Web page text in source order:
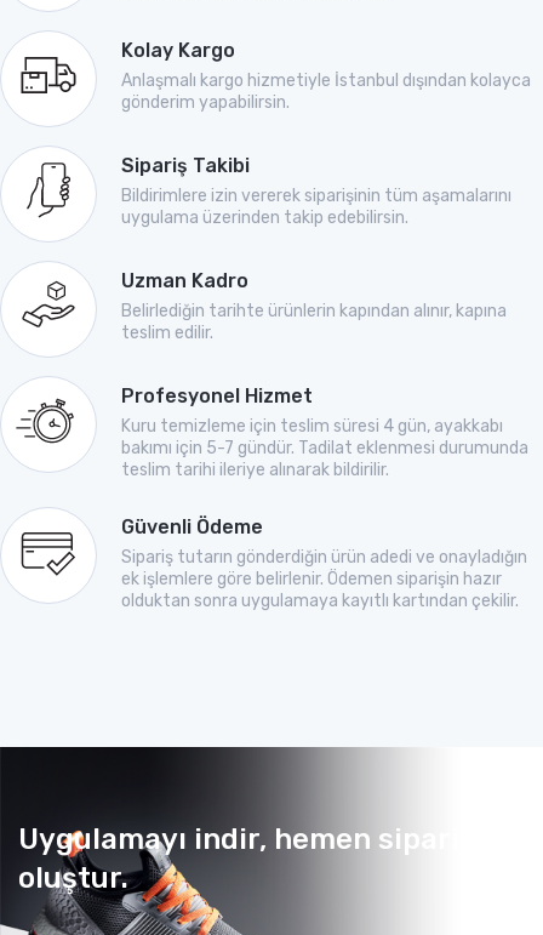
Kolay Kargo
Anlaşmalı kargo hizmetiyle İstanbul dışından kolayca
gönderim yapabilirsin.
Sipariş Takibi
Bildirimlere izin vererek siparişinin tüm aşamalarını
uygulama üzerinden takip edebilirsin.
Uzman Kadro
Belirlediğin tarihte ürünlerin kapından alınır, kapına
teslim edilir.
Profesyonel Hizmet
Kuru temizleme için teslim süresi 4 gün, ayakkabı
bakımı için 5-7 gündür. Tadilat eklenmesi durumunda
teslim tarihi ileriye alınarak bildirilir.
Güvenli Ödeme
Sipariş tutarın gönderdiğin ürün adedi ve onayladığın
ek işlemlere göre belirlenir. Ödemen siparişin hazır
olduktan sonra uygulamaya kayıtlı kartından çekilir.
Uygulamayı indir, hemen sipariş
oluştur.